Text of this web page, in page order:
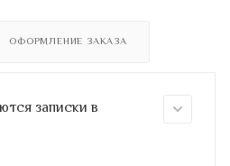
ОФОРМЛЕНИЕ ЗАКАЗА
записки в